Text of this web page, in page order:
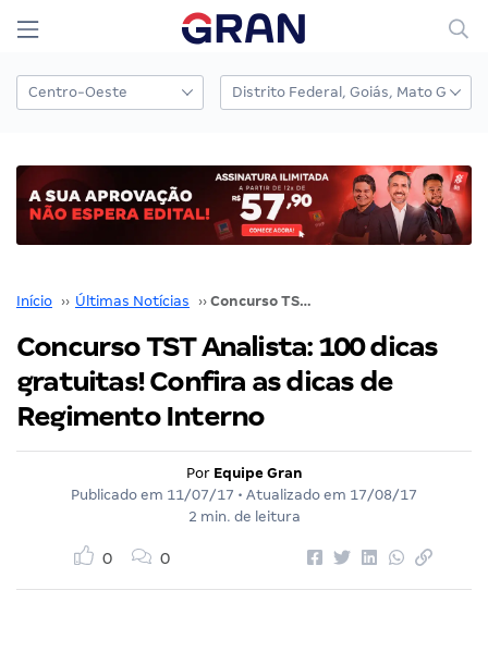
Início ›› Últimas Notícias ›› Concurso TST Analista: 100 dicas gratuitas! Confira as dicas de Regimento Interno
Concurso TST Analista: 100 dicas
gratuitas! Confira as dicas de
Regimento Interno
Por Equipe Gran
Publicado em 11/07/17 • Atualizado em 17/08/17
2 min. de leitura
0 0